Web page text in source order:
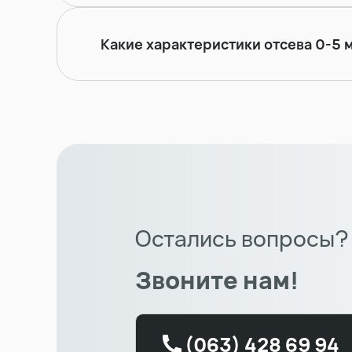
Какие характеристики отсева 0-5
Остались вопросы?
Звоните нам!
(063) 428 69 94